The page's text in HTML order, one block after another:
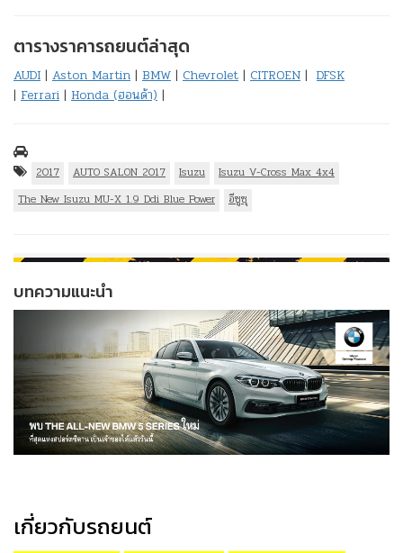
ตารางราคารถยนต์ล่าสุด
AUDI | Aston Martin | BMW | Chevrolet | CITROEN | DFSK
| Ferrari | Honda (ฮอนด้า) |
2017 AUTO SALON 2017 Isuzu
Isuzu V-Cross Max 4x4
The New Isuzu MU-X 1.9 Ddi Blue Power
อีซูซุ
บทความแนะนำ
เกี่ยวกับรถยนต์